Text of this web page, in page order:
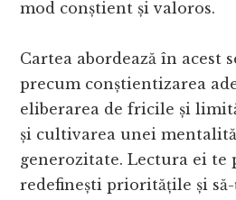
mod conștient și valoros.
Cartea abordează în acest
precum conștientizarea
eliberarea de fricile și
și cultivarea unei
generozitate. Lectura ei te
redefinești prioritățile și